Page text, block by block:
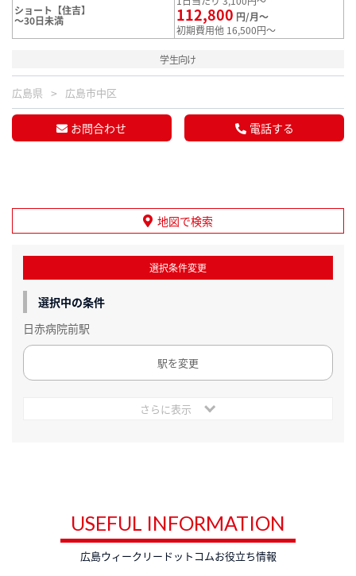
ショート【住吉】
～30日未満 112,800 円/月～
初期費用他 16,500円～
学生向け
広島県 広島市中区
お問合わせ 電話する
地図で検索
選択条件変更
選択中の条件
日赤病院前駅
駅を変更
さらに表示
USEFUL INFORMATION
広島ウィークリードットコムお役立ち情報